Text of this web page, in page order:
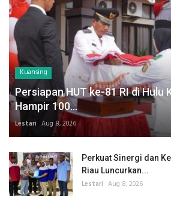
Kuansing
Persiapan HUT ke-81 RI di Hulu
Hampir 100...
Lestari Aug 8, 2026
Perkuat Sinergi dan
Riau Luncurkan...
Lestari Aug 8, 2026